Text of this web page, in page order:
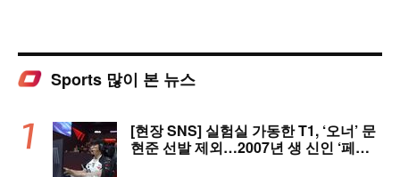
Sports 많이 본 뉴스
[현장 SNS] 실험실 가동한 T1, ‘오너’ 문
현준 선발 제외…2007년 생 신인 ‘페인